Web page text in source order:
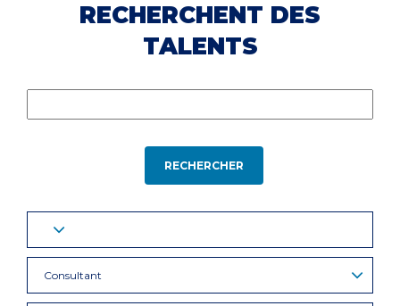
RECHERCHENT DES
TALENTS
RECHERCHER
Consultant